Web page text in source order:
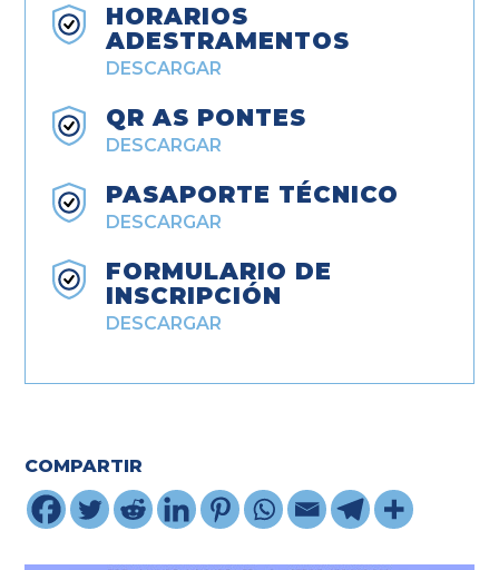
HORARIOS
ADESTRAMENTOS
DESCARGAR
QR AS PONTES
DESCARGAR
PASAPORTE TÉCNICO
DESCARGAR
FORMULARIO DE
INSCRIPCIÓN
DESCARGAR
COMPARTIR